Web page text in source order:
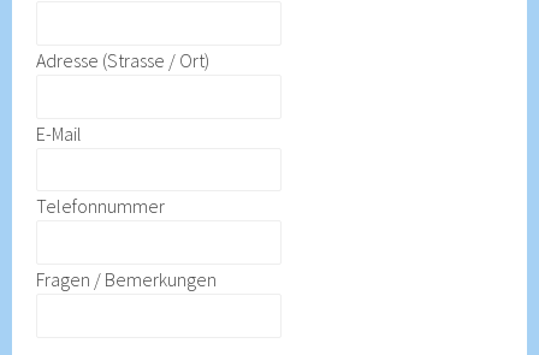
Adresse (Strasse / Ort)
E-Mail
Telefonnummer
Fragen / Bemerkungen